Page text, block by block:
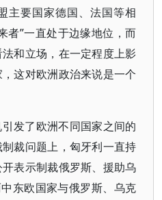
主要国家德国、法国等相
者”一直处于边缘地位，而
和立场，在一定程度上影
这对欧洲政治来说是一个
发了欧洲不同国家之间的
裁问题上，匈牙利一直持
表示制裁俄罗斯、援助乌
东欧国家与俄罗斯、乌克